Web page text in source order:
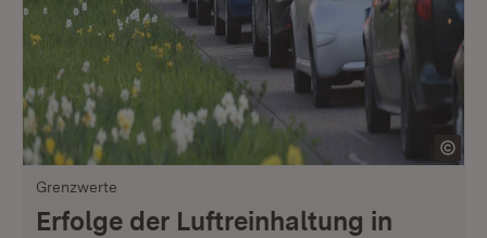
Grenzwerte
Erfolge der Luftreinhaltung in